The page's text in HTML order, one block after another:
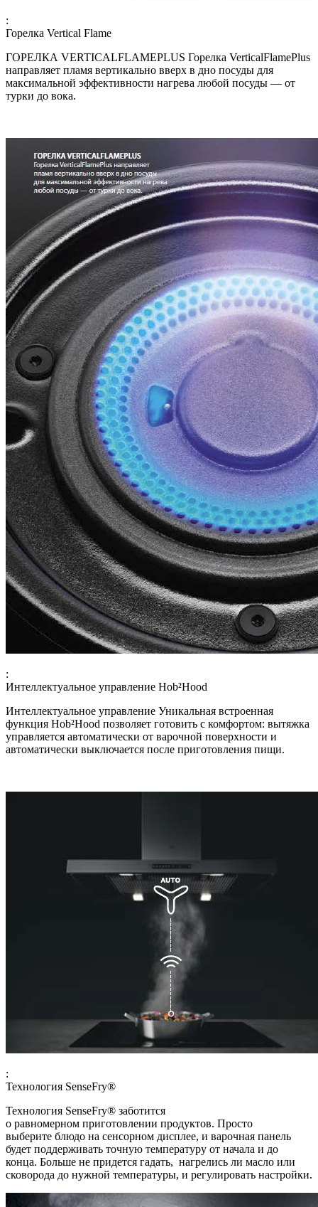
:
Горелка Vertical Flame
ГОРЕЛКА VERTICALFLAMEPLUS Горелка VerticalFlamePlus
направляет пламя вертикально вверх в дно посуды для
максимальной эффективности нагрева любой посуды — от
турки до вока.
:
Интеллектуальное управление Hob²Hood
Интеллектуальное управление Уникальная встроенная
функция Hob²Hood позволяет готовить с комфортом: вытяжка
управляется автоматически от варочной поверхности и
автоматически выключается после приготовления пищи.
:
Технология SenseFry®
Технология SenseFry® заботится
о равномерном приготовлении продуктов. Просто
выберите блюдо на сенсорном дисплее, и варочная панель
будет поддерживать точную температуру от начала и до
конца. Больше не придется гадать, нагрелись ли масло или
сковорода до нужной температуры, и регулировать настройки.